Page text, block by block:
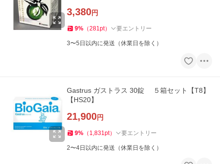
3,380円
9% （281pt） 要エントリー
3〜5日以内に発送（休業日を除く）
Gastrus ガストラス 30錠 ５箱セット【T8】
【HS20】
21,900円
9% （ 1,831pt） 要エントリー
2〜4日以内に発送（休業日を除く）